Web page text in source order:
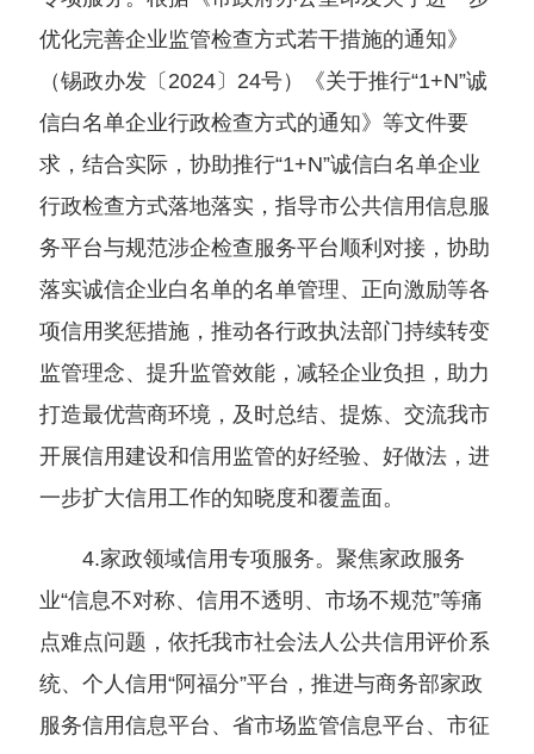
优化完善企业监管检查方式若干措施的通知》
（锡政办发〔2024〕24号）《关于推行“1+N”诚
信白名单企业行政检查方式的通知》等文件要
求，结合实际，协助推行“1+N”诚信白名单企业
行政检查方式落地落实，指导市公共信用信息服
务平台与规范涉企检查服务平台顺利对接，协助
落实诚信企业白名单的名单管理、正向激励等各
项信用奖惩措施，推动各行政执法部门持续转变
监管理念、提升监管效能，减轻企业负担，助力
打造最优营商环境，及时总结、提炼、交流我市
开展信用建设和信用监管的好经验、好做法，进
一步扩大信用工作的知晓度和覆盖面。
4.家政领域信用专项服务。聚焦家政服务
业“信息不对称、信用不透明、市场不规范”等痛
点难点问题，依托我市社会法人公共信用评价系
统、个人信用“阿福分”平台，推进与商务部家政
服务信用信息平台、省市场监管信息平台、市征